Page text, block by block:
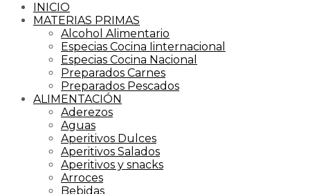
INICIO
MATERIAS PRIMAS
Alcohol Alimentario
Especias Cocina Iinternacional
Especias Cocina Nacional
Preparados Carnes
Preparados Pescados
ALIMENTACIÓN
Aderezos
Aguas
Aperitivos Dulces
Aperitivos Salados
Aperitivos y snacks
Arroces
Bebidas